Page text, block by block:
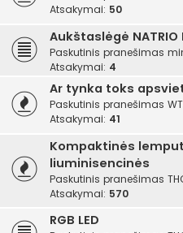
Atsakymai: 50
Aukštaslėgė NATRIO
Paskutinis pranešimas
Atsakymai: 4
Ar tynka toks
Paskutinis pranešimas
Atsakymai: 41
Kompaktinės
liuminisencinės
Paskutinis pranešimas
Atsakymai: 570
RGB LED